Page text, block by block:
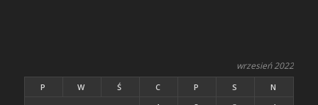
wrzesień 2022
P W Ś C P S
N